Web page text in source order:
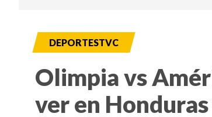
DEPORTESTVC
Olimpia vs
ver en